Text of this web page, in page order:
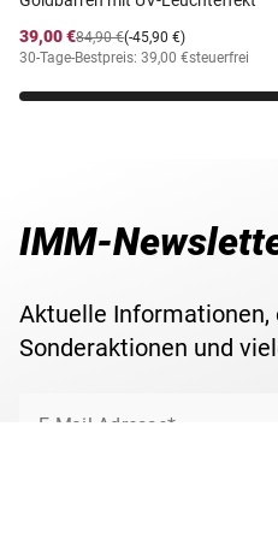
39,00 €
(-45,90 €)
84,90 €
30-Tage-Bestpreis: 39,00 €steuerfrei
IMM-
Aktuelle Informationen,
Sonderaktionen und
E-Mail Adresse*